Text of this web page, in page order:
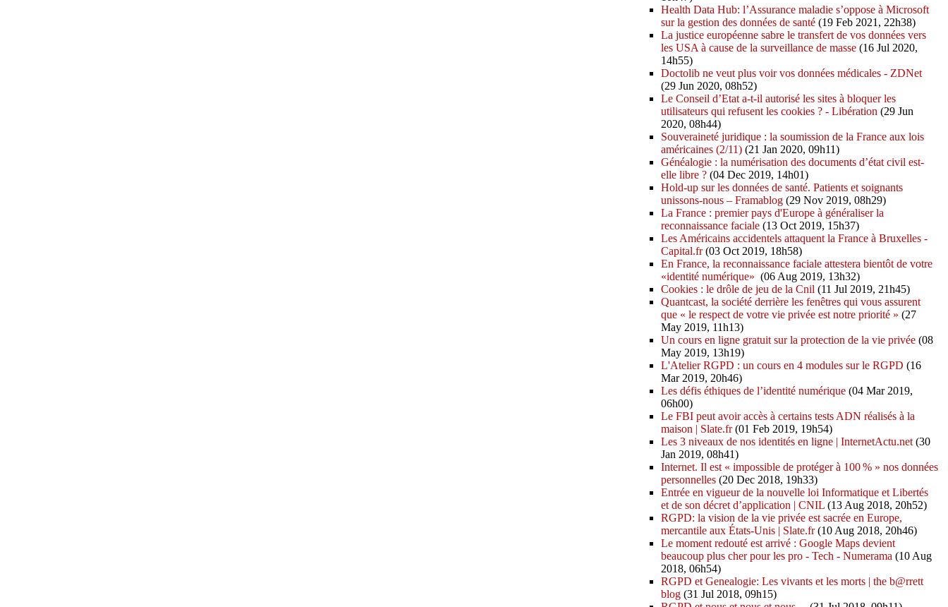
Health Data Hub: l’Assurance maladie s’oppose à Microsoft
sur la gestion des données de santé (19 Feb 2021, 22h38)
La justice européenne sabre le transfert de vos données vers
les USA à cause de la surveillance de masse (16 Jul 2020,
14h55)
Doctolib ne veut plus voir vos données médicales - ZDNet
(29 Jun 2020, 08h52)
Le Conseil d’Etat a-t-il autorisé les sites à bloquer les
utilisateurs qui refusent les cookies ? - Libération (29 Jun
2020, 08h44)
Souveraineté juridique : la soumission de la France aux lois
américaines (2/11) (21 Jan 2020, 09h11)
Généalogie : la numérisation des documents d’état civil est-
elle libre ? (04 Dec 2019, 14h01)
Hold-up sur les données de santé. Patients et soignants
unissons-nous – Framablog (29 Nov 2019, 08h29)
La France : premier pays d'Europe à généraliser la
reconnaissance faciale (13 Oct 2019, 15h37)
Les Américains accidentels attaquent la France à Bruxelles -
Capital.fr(03 Oct 2019, 18h58)
En France, la reconnaissance faciale attestera bientôt de votre
«identité numérique» (06 Aug 2019, 13h32)
Cookies : le drôle de jeu de la Cnil (11 Jul 2019, 21h45)
Quantcast, la société derrière les fenêtres qui vous assurent
que « le respect de votre vie privée est notre priorité » (27
May 2019, 11h13)
Un cours en ligne gratuit sur la protection de la vie privée (08
May 2019, 13h19)
L'Atelier RGPD : un cours en 4 modules sur le RGPD (16
Mar 2019, 20h46)
Les défis éthiques de l’identité numérique (04 Mar 2019,
06h00)
Le FBI peut avoir accès à certains tests ADN réalisés à la
maison | Slate.fr(01 Feb 2019, 19h54)
Les 3 niveaux de nos identités en ligne | InternetActu.net (30
Jan 2019, 08h41)
Internet. Il est « impossible de protéger à 100 % » nos données
personnelles (20 Dec 2018, 19h33)
Entrée en vigueur de la nouvelle loi Informatique et Libertés
et de son décret d’application | CNIL (13 Aug 2018, 20h52)
RGPD: la vision de la vie privée est sacrée en Europe,
mercantile aux États-Unis | Slate.fr(10 Aug 2018, 20h46)
Le moment redouté est arrivé : Google Maps devient
beaucoup plus cher pour les pro - Tech - Numerama (10 Aug
2018, 06h54)
RGPD et Genealogie: Les vivants et les morts | the b@rrett
blog (31 Jul 2018, 09h15)